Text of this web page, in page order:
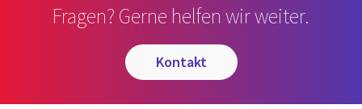
Fragen? Gerne helfen wir weiter.
kontakt